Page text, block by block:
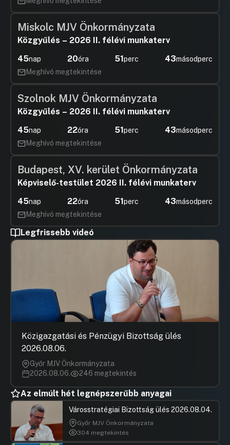
Miskolc MJV Önkormányzata
Közgyűlés – 2026 II. félévi munkaterv
45nap 20óra 51perc 42másodperc
Meghívó megtekintése
Szolnok MJV Önkormányzata
Közgyűlés – 2026 II. félévi munkaterv
45nap 22óra 51perc 42másodperc
Meghívó megtekintése
Budapest, XV. kerület Önkormányzata
Képviselő-testület 2026 II. félévi munkaterv
45nap 22óra 51perc 42másodperc
Meghívó megtekintése
Legfrissebb videó
Közigazgatási és Pénzügyi Bizottság ülés
2026.08.06.
Győr MJV Önkormányzata
2026.08.06.
246 megtekintés
Az elmúlt hét legnépszerűbb anyagai
Városstratégiai Bizottság ülés 2026.08.04.
Győr MJV Önkormányzata
304 megtekintés